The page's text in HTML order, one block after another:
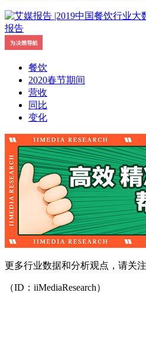
餐饮
2020春节期间
营收
同比
变化
更多行业数据和分析观点，请关
（ID：iiMediaResearch）